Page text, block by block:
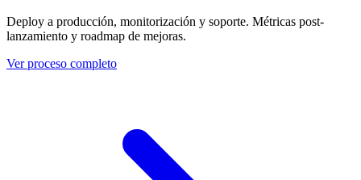
Deploy a producción, monitorización y soporte. Métricas post-
lanzamiento y roadmap de mejoras.
Ver proceso completo